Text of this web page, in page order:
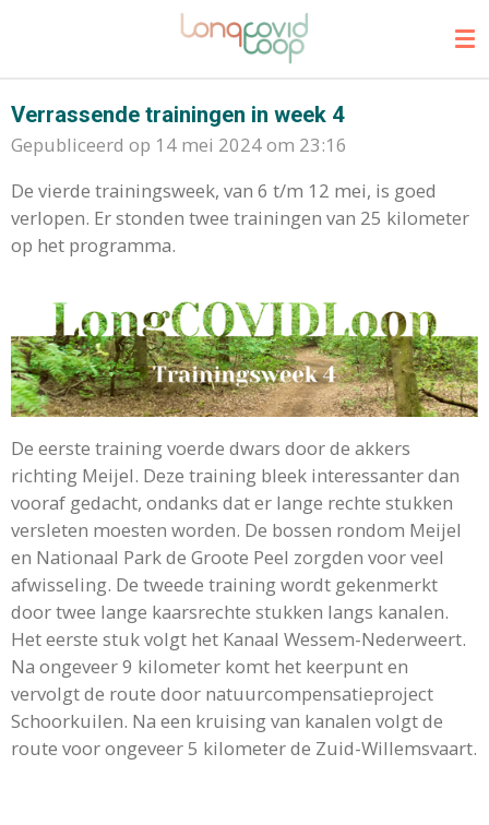
de
Verrassende trainingen in week 4
Gepubliceerd op 14 mei 2024 om 23:16
De vierde trainingsweek, van 6 t/m 12 mei, is goed
verlopen. Er stonden twee trainingen van 25 kilometer
op het programma.
De eerste training voerde dwars door de akkers
richting Meijel. Deze training bleek interessanter dan
vooraf gedacht, ondanks dat er lange rechte stukken
versleten moesten worden. De bossen rondom Meijel
en Nationaal Park de Groote Peel zorgden voor veel
afwisseling. De tweede training wordt gekenmerkt
door twee lange kaarsrechte stukken langs kanalen.
Het eerste stuk volgt het Kanaal Wessem-Nederweert.
Na ongeveer 9 kilometer komt het keerpunt en
vervolgt de route door natuurcompensatieproject
Schoorkuilen. Na een kruising van kanalen volgt de
route voor ongeveer 5 kilometer de Zuid-Willemsvaart.